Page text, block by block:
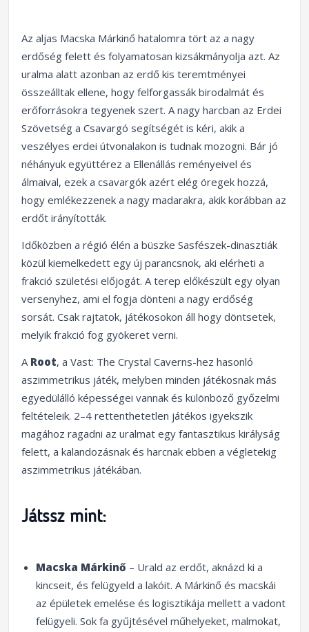
Az aljas Macska Márkinő hatalomra tört az a nagy
erdőség felett és folyamatosan kizsákmányolja azt. Az
uralma alatt azonban az erdő kis teremtményei
összeálltak ellene, hogy felforgassák birodalmát és
erőforrásokra tegyenek szert. A nagy harcban az Erdei
Szövetség a Csavargó segítségét is kéri, akik a
veszélyes erdei útvonalakon is tudnak mozogni. Bár jó
néhányuk együttérez a Ellenállás reményeivel és
álmaival, ezek a csavargók azért elég öregek hozzá,
hogy emlékezzenek a nagy madarakra, akik korábban az
erdőt irányították.
Időközben a régió élén a büszke Sasfészek-dinasztiák
közül kiemelkedett egy új parancsnok, aki elérheti a
frakció születési előjogát. A terep előkészült egy olyan
versenyhez, ami el fogja dönteni a nagy erdőség
sorsát. Csak rajtatok, játékosokon áll hogy döntsetek,
melyik frakció fog gyökeret verni.
A Root, a Vast: The Crystal Caverns-hez hasonló
aszimmetrikus játék, melyben minden játékosnak más
egyedülálló képességei vannak és különböző győzelmi
feltételeik. 2–4 rettenthetetlen játékos igyekszik
magához ragadni az uralmat egy fantasztikus királyság
felett, a kalandozásnak és harcnak ebben a végletekig
aszimmetrikus játékában.
Játssz mint:
Macska Márkinő – Urald az erdőt, aknázd ki a
kincseit, és felügyeld a lakóit. A Márkinő és macskái
az épületek emelése és logisztikája mellett a vadont
felügyeli. Sok fa gyűjtésével műhelyeket, malmokat,